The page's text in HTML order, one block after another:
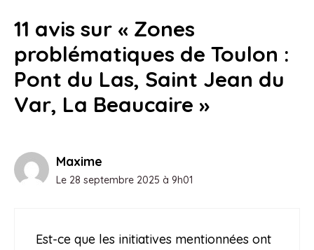
vous
3 juin 2026
11 avis sur « Zones
problématiques de Toulon :
Pont du Las, Saint Jean du
Var, La Beaucaire »
Maxime
Le 28 septembre 2025 à 9h01
Est-ce que les initiatives mentionnées ont